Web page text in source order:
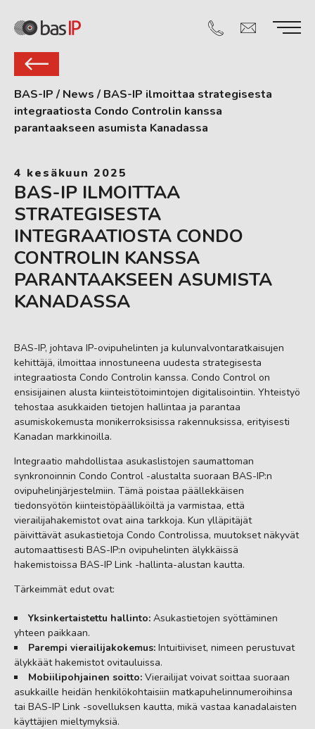
BAS-IP / News / BAS-IP ilmoittaa strategisesta
integraatiosta Condo Controlin kanssa
parantaakseen asumista Kanadassa
4 kesäkuun 2025
BAS-IP ILMOITTAA
STRATEGISESTA
INTEGRAATIOSTA CONDO
CONTROLIN KANSSA
PARANTAAKSEEN ASUMISTA
KANADASSA
BAS-IP, johtava IP-ovipuhelinten ja kulunvalvontaratkaisujen
kehittäjä, ilmoittaa innostuneena uudesta strategisesta
integraatiosta Condo Controlin kanssa. Condo Control on
ensisijainen alusta kiinteistötoimintojen digitalisointiin. Yhteistyö
tehostaa asukkaiden tietojen hallintaa ja parantaa
asumiskokemusta monikerroksisissa rakennuksissa, erityisesti
Kanadan markkinoilla.
Integraatio mahdollistaa asukaslistojen saumattoman
synkronoinnin Condo Control -alustalta suoraan BAS-IP:n
ovipuhelinjärjestelmiin. Tämä poistaa päällekkäisen
tiedonsyötön kiinteistöpäälliköiltä ja varmistaa, että
vierailijahakemistot ovat aina tarkkoja. Kun ylläpitäjät
päivittävät asukastietoja Condo Controlissa, muutokset näkyvät
automaattisesti BAS-IP:n ovipuhelinten älykkäissä
hakemistoissa BAS-IP Link -hallinta-alustan kautta.
Tärkeimmät edut ovat:
Yksinkertaistettu hallinto: Asukastietojen syöttäminen
yhteen paikkaan.
Parempi vierailijakokemus: Intuitiiviset, nimeen perustuvat
älykkäät hakemistot ovitauluissa.
Mobiilipohjainen soitto: Vierailijat voivat soittaa suoraan
asukkaille heidän henkilökohtaisiin matkapuhelinnumeroihinsa
tai BAS-IP Link -sovelluksen kautta, mikä vastaa kanadalaisten
käyttäjien mieltymyksiä.